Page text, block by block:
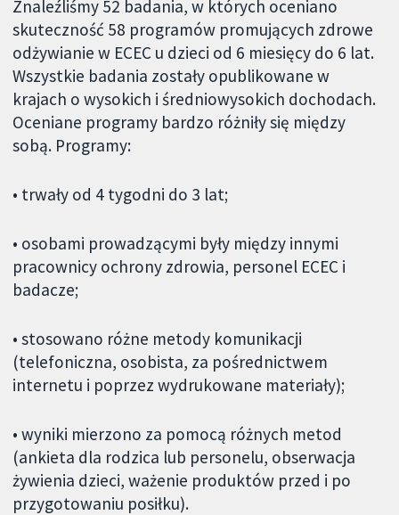
Znaleźliśmy 52 badania, w których oceniano
skuteczność 58 programów promujących zdrowe
odżywianie w ECEC u dzieci od 6 miesięcy do 6 lat.
Wszystkie badania zostały opublikowane w
krajach o wysokich i średniowysokich dochodach.
Oceniane programy bardzo różniły się między
sobą. Programy:
• trwały od 4 tygodni do 3 lat;
• osobami prowadzącymi były między innymi
pracownicy ochrony zdrowia, personel ECEC i
badacze;
• stosowano różne metody komunikacji
(telefoniczna, osobista, za pośrednictwem
internetu i poprzez wydrukowane materiały);
• wyniki mierzono za pomocą różnych metod
(ankieta dla rodzica lub personelu, obserwacja
żywienia dzieci, ważenie produktów przed i po
przygotowaniu posiłku).